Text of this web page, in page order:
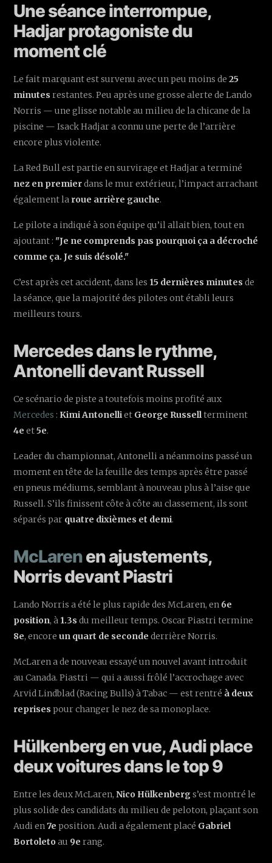
Une séance interrompue,
Hadjar protagoniste du
moment clé
Le fait marquant est survenu avec un peu moins de25
minutes restantes. Peu après une grosse alerte de Lando
Norris — une glisse notable au milieu de la chicane de la
piscine — Isack Hadjar a connu une perte de l’arrière
encore plus violente.
La Red Bull est partie en survirage et Hadjar a terminé
nez en premierdans le mur extérieur, l’impact arrachant
également la roue arrière gauche.
Le pilote a indiqué à son équipe qu’il allait bien, tout en
ajoutant : "Je ne comprends pas pourquoi ça a décroché
comme ça. Je suis désolé."
C’est après cet accident, dans les 15 dernières minutes de
la séance, que la majorité des pilotes ont établi leurs
meilleurs tours.
Mercedes dans le rythme,
Antonelli devant Russell
Ce scénario de piste a toutefois moins profité aux
Mercedes : Kimi Antonelliet George Russellterminent
4e et5e.
Leader du championnat, Antonelli a néanmoins passé un
moment en tête de la feuille des temps après être passé
en pneus médiums, semblant à nouveau plus à l’aise que
Russell. S’ils finissent côte à côte au classement, ils sont
séparés par quatre dixièmes et demi.
McLarenen ajustements,
Norris devant Piastri
Lando Norris a été le plus rapide des McLaren, en 6e
position, à 1.3s du meilleur temps. Oscar Piastri termine
8e, encoreun quart de seconde derrière Norris.
McLaren a de nouveau essayé un nouvel avant introduit
au Canada. Piastri — qui a aussi frôlé l’accrochage avec
Arvid Lindblad (Racing Bulls) à Tabac — est rentré à deux
reprises pour changer le nez de sa monoplace.
Hülkenberg en vue, Audi place
deux voitures dans le top 9
Entre les deux McLaren,Nico Hülkenbergs’est montré le
plus solide des candidats du milieu de peloton, plaçant son
Audi en7e position. Audi a également placé Gabriel
Bortoleto au 9e rang.